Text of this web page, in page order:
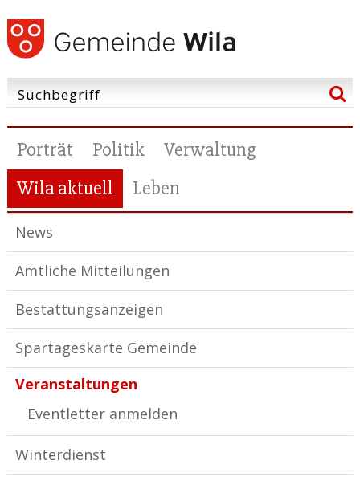
Porträt Politik
Verwaltung
Wila aktuell
Leben
News
Amtliche Mitteilungen
Bestattungsanzeigen
Spartageskarte Gemeinde
Veranstaltungen
Eventletter anmelden
Winterdienst